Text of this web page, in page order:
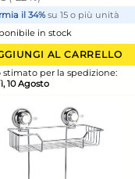
più unità